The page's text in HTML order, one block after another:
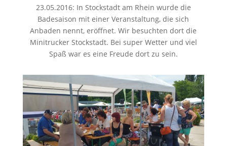
23.05.2016: In Stockstadt am Rhein wurde die
Badesaison mit einer Veranstaltung, die sich
Anbaden nennt, eröffnet. Wir besuchten dort die
Minitrucker Stockstadt. Bei super Wetter und viel
Spaß war es eine Freude dort zu sein.